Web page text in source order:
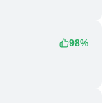
98%